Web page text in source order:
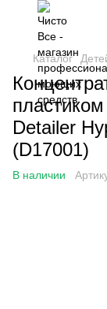
Каталог
Detailer
(D17001)
В наличии